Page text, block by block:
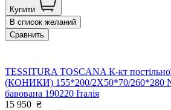
Купити
В список желаний
Сравнить
TESSITURA TOSCANA К-кт
(КОНИКИ) 155*200/2Х50*70/260*280
бавована 190220 Італія
15 950 ₴